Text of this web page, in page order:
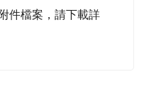
件檔案，請下載詳